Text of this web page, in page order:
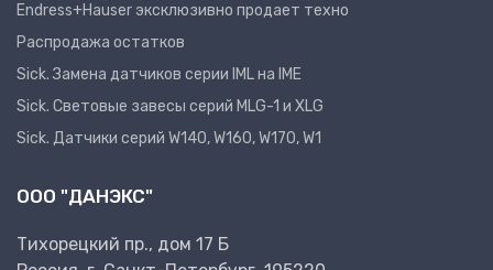
Endress+Hauser эксклюзивно продает техно
Распродажа остатков
Sick. Замена датчиков серии IML на IME
Sick. Световые завесы серий MLG-1 и XLG
Sick. Датчики серий W140, W160, W170, W1
ООО "ДАНЭКС"
Тихорецкий пр., дом 17 Б